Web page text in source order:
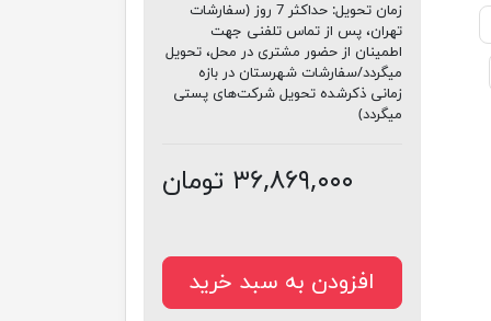
زمان تحویل:
حداکثر 7 روز (سفارشات
تهران، پس از تماس تلفنی جهت
اطمینان از حضور مشتری در محل، تحویل
میگردد/سفارشات شهرستان در بازه
زمانی ذکرشده تحویل شرکت‌های پستی
میگردد)
۳۶,۸۶۹,۰۰۰ تومان
افزودن به سبد خرید